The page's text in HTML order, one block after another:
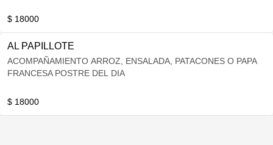
$ 18000
AL PAPILLOTE
ACOMPAÑAMIENTO ARROZ, ENSALADA, PATACONES O PAPA
FRANCESA POSTRE DEL DIA
$ 18000